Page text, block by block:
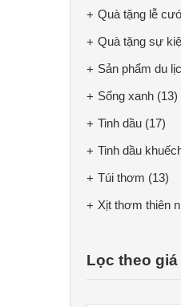
Quà tặng lễ
Quà tặng sự
Sản phẩm du
Sống xanh (13)
Tinh dầu (17)
Tinh dầu
Túi thơm (13)
Xịt thơm thiên
Lọc theo giá